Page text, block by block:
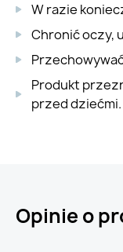
W razie
Chronić oczy,
Produkt
przed dziećmi.
Opinie o